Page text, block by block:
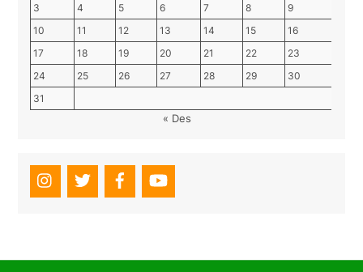
3
4 5 6 7 8
9
10
11 12 13 14 15
16
17
18 19 20 21 22
23
24
25 26 27 28 29
30
31
« Des